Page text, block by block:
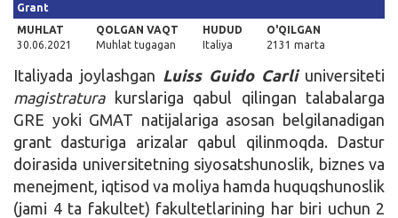
Grant
MUHLAT
30.06.2021
QOLGAN VAQT
Muhlat tugagan
HUDUD
Italiya
O'QILGAN
2131 marta
Italiyada joylashgan Luiss Guido Carliuniversiteti
magistraturakurslariga qabul qilingan talabalarga
GRE yoki GMAT natijalariga asosan belgilanadigan
grant dasturiga arizalar qabul qilinmoqda. Dastur
doirasida universitetning siyosatshunoslik, biznes va
menejment, iqtisod va moliya hamda huquqshunoslik
(jami 4 ta fakultet) fakultetlarining har biri uchun 2